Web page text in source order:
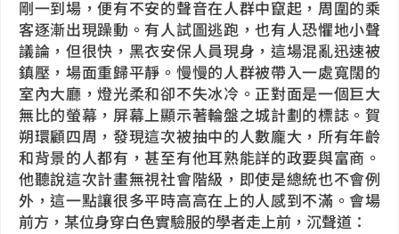
剛一到場，便有不安的聲音在人群中竄起，周圍的乘
客逐漸出現躁動。有人試圖逃跑，也有人恐懼地小聲
議論，但很快，黑衣安保人員現身，這場混亂迅速被
鎮壓，場面重歸平靜。慢慢的人群被帶入一處寬闊的
室內大廳，燈光柔和卻不失冰冷。正對面是一個巨大
無比的螢幕，屏幕上顯示著輪盤之城計劃的標誌。賀
朔環顧四周，發現這次被抽中的人數龐大，所有年齡
和背景的人都有，甚至有他耳熟能詳的政要與富商。
他聽說這次計畫無視社會階級，即使是總統也不會例
外，這一點讓很多平時高高在上的人感到不滿。會場
前方，某位身穿白色實驗服的學者走上前，沉聲道：